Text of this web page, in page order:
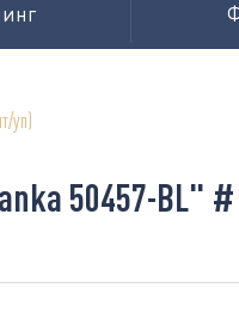
уп)
50457-BL"